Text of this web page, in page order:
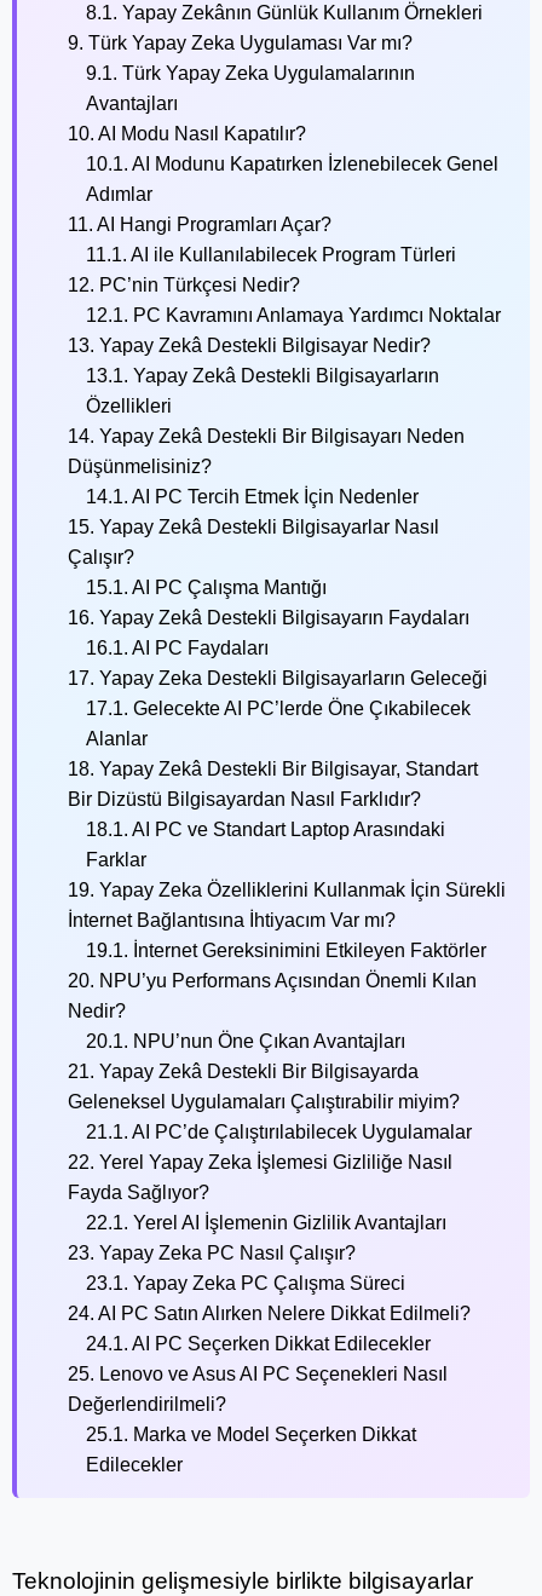
8.1. Yapay Zekânın Günlük Kullanım Örnekleri
9. Türk Yapay Zeka Uygulaması Var mı?
9.1. Türk Yapay Zeka Uygulamalarının
Avantajları
10. AI Modu Nasıl Kapatılır?
10.1. AI Modunu Kapatırken İzlenebilecek Genel
Adımlar
11. AI Hangi Programları Açar?
11.1. AI ile Kullanılabilecek Program Türleri
12. PC’nin Türkçesi Nedir?
12.1. PC Kavramını Anlamaya Yardımcı Noktalar
13. Yapay Zekâ Destekli Bilgisayar Nedir?
13.1. Yapay Zekâ Destekli Bilgisayarların
Özellikleri
14. Yapay Zekâ Destekli Bir Bilgisayarı Neden
Düşünmelisiniz?
14.1. AI PC Tercih Etmek İçin Nedenler
15. Yapay Zekâ Destekli Bilgisayarlar Nasıl
Çalışır?
15.1. AI PC Çalışma Mantığı
16. Yapay Zekâ Destekli Bilgisayarın Faydaları
16.1. AI PC Faydaları
17. Yapay Zeka Destekli Bilgisayarların Geleceği
17.1. Gelecekte AI PC’lerde Öne Çıkabilecek
Alanlar
18. Yapay Zekâ Destekli Bir Bilgisayar, Standart
Bir Dizüstü Bilgisayardan Nasıl Farklıdır?
18.1. AI PC ve Standart Laptop Arasındaki
Farklar
19. Yapay Zeka Özelliklerini Kullanmak İçin Sürekli
İnternet Bağlantısına İhtiyacım Var mı?
19.1. İnternet Gereksinimini Etkileyen Faktörler
20. NPU’yu Performans Açısından Önemli Kılan
Nedir?
20.1. NPU’nun Öne Çıkan Avantajları
21. Yapay Zekâ Destekli Bir Bilgisayarda
Geleneksel Uygulamaları Çalıştırabilir miyim?
21.1. AI PC’de Çalıştırılabilecek Uygulamalar
22. Yerel Yapay Zeka İşlemesi Gizliliğe Nasıl
Fayda Sağlıyor?
22.1. Yerel AI İşlemenin Gizlilik Avantajları
23. Yapay Zeka PC Nasıl Çalışır?
23.1. Yapay Zeka PC Çalışma Süreci
24. AI PC Satın Alırken Nelere Dikkat Edilmeli?
24.1. AI PC Seçerken Dikkat Edilecekler
25. Lenovo ve Asus AI PC Seçenekleri Nasıl
Değerlendirilmeli?
25.1. Marka ve Model Seçerken Dikkat
Edilecekler
Teknolojinin gelişmesiyle birlikte bilgisayarlar